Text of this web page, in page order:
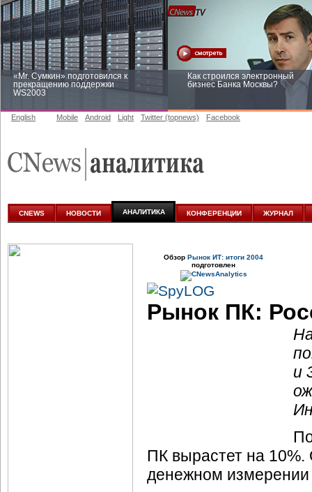
«Mr. Сумкин» подготовился к
прекращению поддержки
WS2003
Как строился электронный
бизнес Банка Москвы?
аналитике
English Mobile Android Light Twitter (topnews) Facebook
CNEWS НОВОСТИ АНАЛИТИКА КОНФЕРЕНЦИИ ЖУРНАЛ
Обзор Рынок ИТ: итоги 2004
подготовлен
Рынок ПК:
и
ПК вырастет на 10%.
денежном